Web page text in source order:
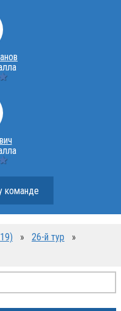
команде
» 26-й тур
»